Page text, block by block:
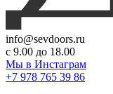
info@sevdoors.ru
c 9.00 до 18.00
Мы в Инстаграм
+7 978 765 39 86